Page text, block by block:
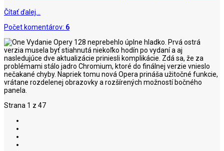
Čítať ďalej…
Počet komentárov: 6
Vydanie Opery 128 neprebehlo úplne hladko. Prvá ostrá
verzia musela byť stiahnutá niekoľko hodín po vydaní a aj
nasledujúce dve aktualizácie priniesli komplikácie. Zdá sa, že za
problémami stálo jadro Chromium, ktoré do finálnej verzie vnieslo
nečakané chyby. Napriek tomu nová Opera prináša užitočné funkcie,
vrátane rozdelenej obrazovky a rozšírených možností bočného
panela.
Strana 1 z 47